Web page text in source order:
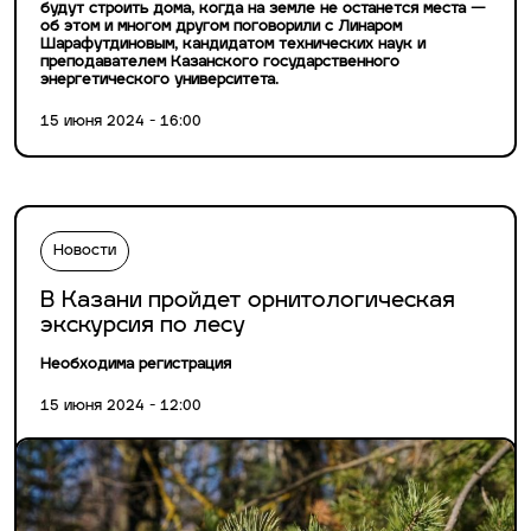
будут строить дома, когда на земле не останется места —
об этом и многом другом поговорили с Линаром
Шарафутдиновым, кандидатом технических наук и
преподавателем Казанского государственного
энергетического университета.
15 июня 2024 - 16:00
Новости
В Казани пройдет орнитологическая
экскурсия по лесу
Необходима регистрация
15 июня 2024 - 12:00